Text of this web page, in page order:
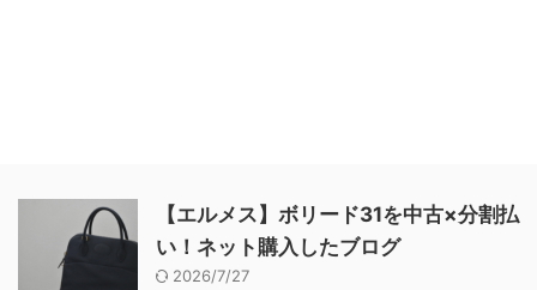
【エルメス】ボリード31を中古×分割払
い！ネット購入したブログ
2026/7/27